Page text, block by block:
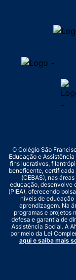
O Colégio São
Educação e
fins lucrativos,
beneficente, certificada
(CEBAS), nas
educação, desenvolve
(PIEA), oferecendo
níveis de educação
aprendizagem. Na
programas e projetos
defesa e garantia de
Assistência Social. A
por meio da Lei
aqui e saiba mais